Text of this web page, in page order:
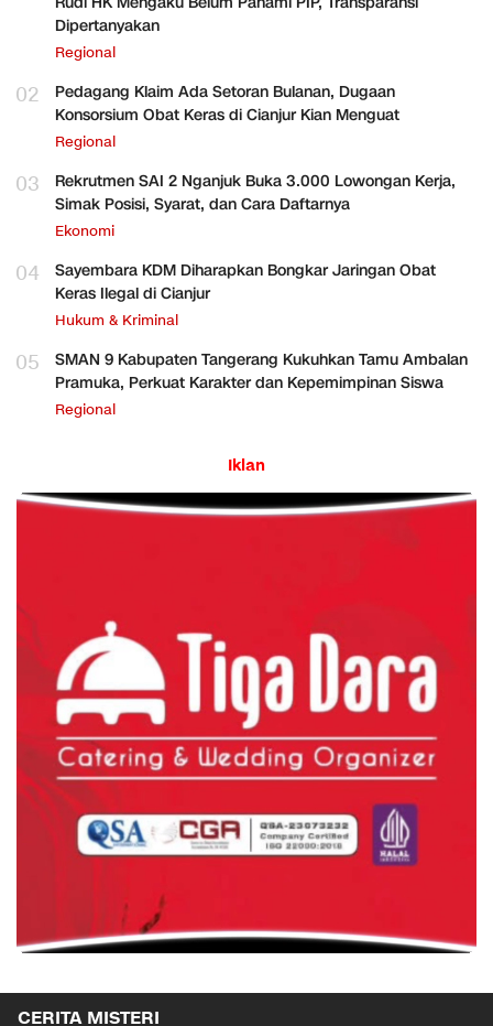
Dipertanyakan
Regional
02
Pedagang Klaim Ada Setoran Bulanan, Dugaan
Konsorsium Obat Keras di Cianjur Kian Menguat
Regional
03
Rekrutmen SAI 2 Nganjuk Buka 3.000 Lowongan Kerja,
Simak Posisi, Syarat, dan Cara Daftarnya
Ekonomi
04
Sayembara KDM Diharapkan Bongkar Jaringan Obat
Keras Ilegal di Cianjur
Hukum & Kriminal
05
SMAN 9 Kabupaten Tangerang Kukuhkan Tamu Ambalan
Pramuka, Perkuat Karakter dan Kepemimpinan Siswa
Regional
Iklan
CERITA MISTERI